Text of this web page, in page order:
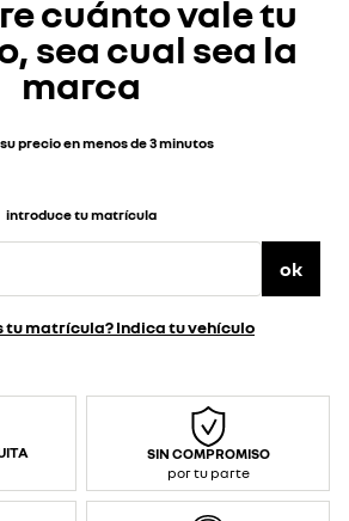
cuánto vale tu
sea cual sea la
marca
precio en menos de 3 minutos
introduce tu matrícula
ok
tu matrícula? Indica tu vehículo
SIN COMPROMISO
por tu parte